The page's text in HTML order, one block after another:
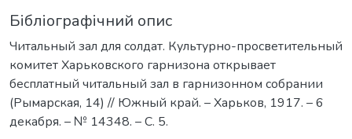
Бібліографічний опис
Читальный зал для солдат. Культурно-просветительный
комитет Харьковского гарнизона открывает
бесплатный читальный зал в гарнизонном собрании
(Рымарская, 14) // Южный край. – Харьков, 1917. – 6
декабря. – № 14348. – С. 5.